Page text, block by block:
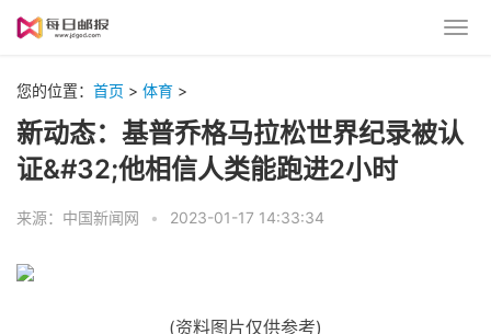
您的位置： 首页 > 体育 >
新动态：基普乔格马拉松世界纪录被认
证&#32;他相信人类能跑进2小时
来源：中国新闻网 • 2023-01-17 14:33:34
(资料图片仅供参考)